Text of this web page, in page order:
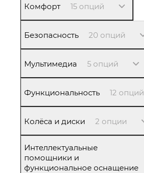
Комфорт 15 опций
Безопасность 20 опций
Мультимедиа 5 опций
Функциональность 12 опций
Колёса и диски 2 опции
Интеллектуальные
помощники и
функциональное оснащение